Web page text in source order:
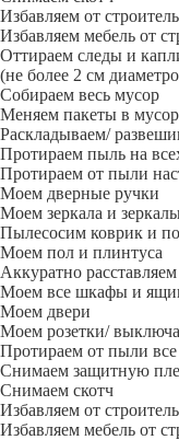
Избавляем от
Избавляем мебель от
Оттираем следы и
(не более 2 см
Собираем весь мусор
Меняем пакеты в
Раскладываем/
Протираем пыль на
Протираем от пыли
Моем дверные ручки
Моем зеркала и
Пылесосим коврик и
Моем пол и плинтуса
Аккуратно
Моем все шкафы и
Моем двери
Моем розетки/
Протираем от пыли
Снимаем защитную
Снимаем скотч
Избавляем от
Избавляем мебель от